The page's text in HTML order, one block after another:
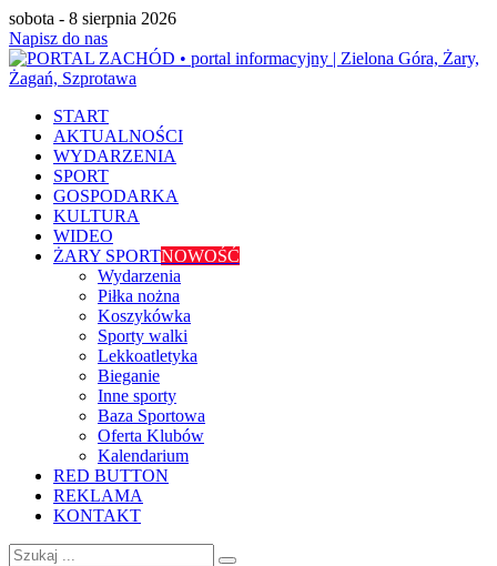
sobota - 8 sierpnia 2026
Napisz do nas
START
AKTUALNOŚCI
WYDARZENIA
SPORT
GOSPODARKA
KULTURA
WIDEO
ŻARY SPORTNOWOŚĆ
Wydarzenia
Piłka nożna
Koszykówka
Sporty walki
Lekkoatletyka
Bieganie
Inne sporty
Baza Sportowa
Oferta Klubów
Kalendarium
RED BUTTON
REKLAMA
KONTAKT